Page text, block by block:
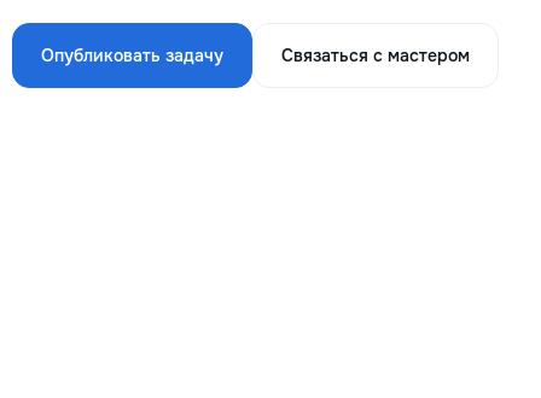
Опубликовать задачу Связаться с мастером